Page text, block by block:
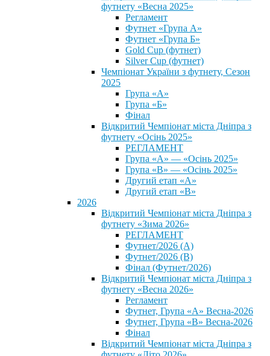
футнету «Весна 2025»
Регламент
Футнет «Група А»
Футнет «Група Б»
Gold Cup (футнет)
Silver Cup (футнет)
Чемпіонат України з футнету, Сезон
2025
Група «А»
Група «Б»
Фінал
Відкритий Чемпіонат міста Дніпра з
футнету «Осінь 2025»
РЕГЛАМЕНТ
Група «А» — «Осінь 2025»
Група «В» — «Осінь 2025»
Другий етап «А»
Другий етап «В»
2026
Відкритий Чемпіонат міста Дніпра з
футнету «Зима 2026»
РЕГЛАМЕНТ
Футнет/2026 (А)
Футнет/2026 (В)
Фінал (Футнет/2026)
Відкритий Чемпіонат міста Дніпра з
футнету «Весна 2026»
Регламент
Футнет, Група «А» Весна-2026
Футнет, Група «В» Весна-2026
Фінал
Відкритий Чемпіонат міста Дніпра з